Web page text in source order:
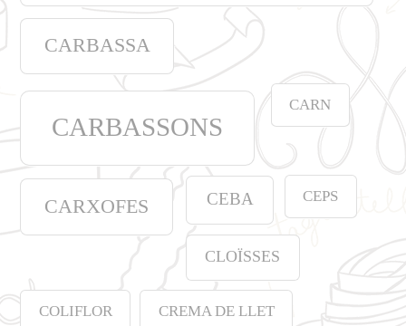
CARBASSA
CARBASSONS
CARN
CARXOFES CEBA CEPS
CLOÏSSES
COLIFLOR CREMA DE LLET